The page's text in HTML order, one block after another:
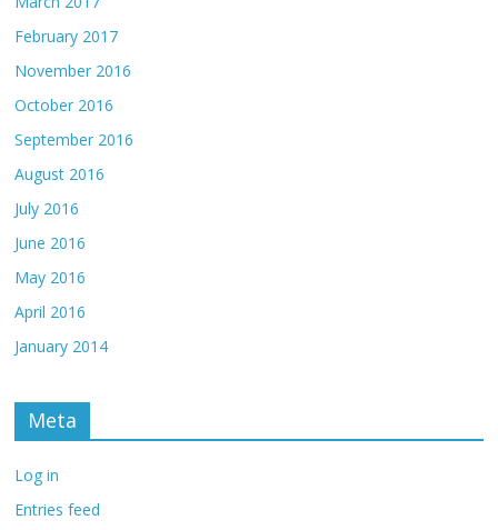
February 2017
November 2016
October 2016
September 2016
August 2016
July 2016
June 2016
May 2016
April 2016
January 2014
Meta
Log in
Entries feed